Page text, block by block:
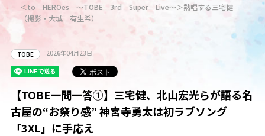
＜to HEROes ～TOBE 3rd Super Live～＞熱唱する三宅健
（撮影・大城 有生希）
TOBE 2026年04月23日
【TOBE一問一答①】三宅健、北山宏光らが語る名
古屋の“お祭り感” 神宮寺勇太は初ラブソング
「3XL」に手応え